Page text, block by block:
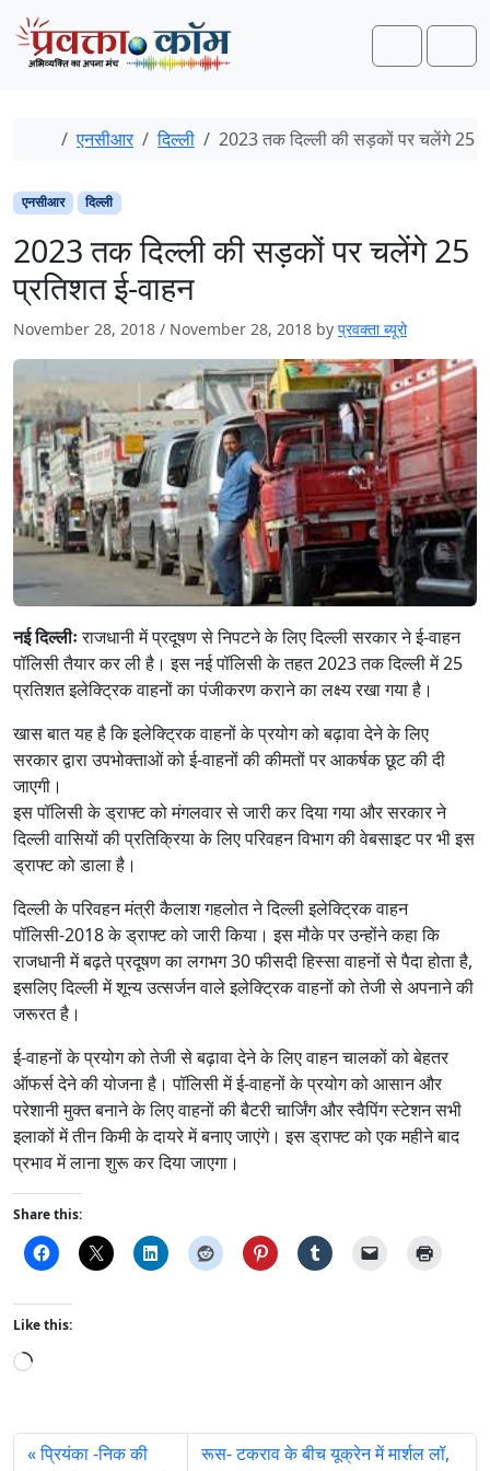
Skip to content
Skip to footer
Search
Home
एनसीआर दिल्ली 2023 तक दिल्ली की सड़कों पर चलेंगे 25
एनसीआर दिल्ली
2023 तक दिल्ली की सड़कों पर चलेंगे 25
प्रतिशत ई-वाहन
November 28, 2018 / November 28, 2018 by प्रवक्ता ब्यूरो
नई दिल्लीःराजधानी में प्रदूषण से निपटने के लिए दिल्ली सरकार ने ई-वाहन
पॉलिसी तैयार कर ली है। इस नई पॉलिसी के तहत 2023 तक दिल्ली में 25
प्रतिशत इलेक्ट्रिक वाहनों का पंजीकरण कराने का लक्ष्य रखा गया है।
खास बात यह है कि इलेक्ट्रिक वाहनों के प्रयोग को बढ़ावा देने के लिए
सरकार द्वारा उपभोक्ताओं को ई-वाहनों की कीमतों पर आकर्षक छूट की दी
जाएगी।
इस पॉलिसी के ड्राफ्ट को मंगलवार से जारी कर दिया गया और सरकार ने
दिल्ली वासियों की प्रतिक्रिया के लिए परिवहन विभाग की वेबसाइट पर भी इस
ड्राफ्ट को डाला है।
दिल्ली के परिवहन मंत्री कैलाश गहलोत ने दिल्ली इलेक्ट्रिक वाहन
पॉलिसी-2018 के ड्राफ्ट को जारी किया। इस मौके पर उन्होंने कहा कि
राजधानी में बढ़ते प्रदूषण का लगभग 30 फीसदी हिस्सा वाहनों से पैदा होता है,
इसलिए दिल्ली में शून्य उत्सर्जन वाले इलेक्ट्रिक वाहनों को तेजी से अपनाने की
जरूरत है।
ई-वाहनों के प्रयोग को तेजी से बढ़ावा देने के लिए वाहन चालकों को बेहतर
ऑफर्स देने की योजना है। पॉलिसी में ई-वाहनों के प्रयोग को आसान और
परेशानी मुक्त बनाने के लिए वाहनों की बैटरी चार्जिंग और स्वैपिंग स्टेशन सभी
इलाकों में तीन किमी के दायरे में बनाए जाएंगे। इस ड्राफ्ट को एक महीने बाद
प्रभाव में लाना शुरू कर दिया जाएगा।
Share this:
Like this:
L
d
iप्रियंका -निक की
रूस- टकराव के बीच यूक्रेन में मार्शल लॉ,